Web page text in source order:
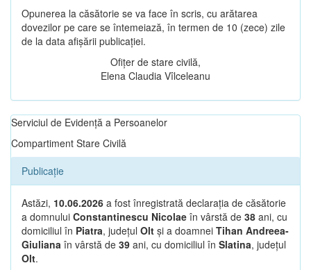
Opunerea la căsătorie se va face în scris, cu arătarea
dovezilor pe care se întemeiază, în termen de 10 (zece) zile
de la data afișării publicației.
Ofițer de stare civilă,
Elena Claudia Vîlceleanu
Serviciul de Evidență a Persoanelor
Compartiment Stare Civilă
Publicație
Astăzi, 10.06.2026 a fost înregistrată declarația de căsătorie
a domnului Constantinescu Nicolae în vârstă de 38 ani, cu
domiciliul în Piatra, județul Olt și a doamnei Tihan Andreea-
Giuliana în vârstă de 39 ani, cu domiciliul în Slatina, județul
Olt.